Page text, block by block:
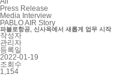
Press Release
Media Interview
PABLO AIR Story
파블로항공, 신사옥에서 새롭게 업무 시작
작성자
관리자
등록일
2022-01-19
조회수
1,154